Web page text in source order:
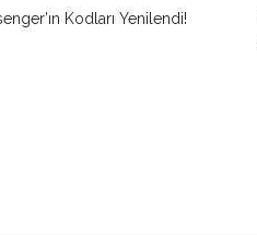
Kodları Yenilendi!